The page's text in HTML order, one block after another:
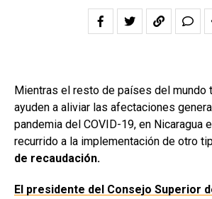
Mientras el resto de países del mundo
ayuden a aliviar las afectaciones
pandemia del COVID-19, en Nicaragua
recurrido a la implementación de otro
de recaudación.
El presidente del Consejo Superior